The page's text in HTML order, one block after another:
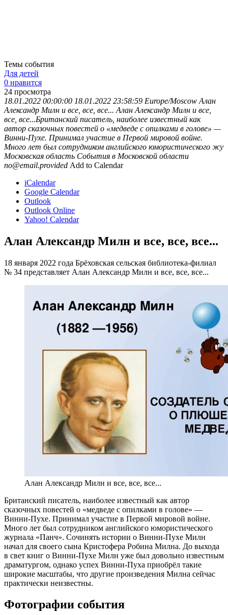
Темы события
Для детей
0 нравится
24 просмотра
18.01.2022 00:00:00 18.01.2022 23:58:59 Europe/Moscow Алан
Александр Милн и все, все, все... Алан Александр Милн и все,
все, все...Британский писатель, наиболее известный как
автор сказочных повестей о «медведе с опилками в голове» —
Винни-Пухе. Принимал участие в Первой мировой войне.
Много лет был сотрудником английского юмористического жу
Московская область События в Московской области
no@email.provided Add to Calendar
iCalendar
Google Calendar
Outlook
Outlook Online
Yahoo! Calendar
Алан Александр Милн и все, все, все...
18 января 2022 года Брёховская сельская библиотека-филиал
№ 34 представляет Алан Александр Милн и все, все, все...
Алан Александр Милн и все, все, все...
Британский писатель, наиболее известный как автор
сказочных повестей о «медведе с опилками в голове» —
Винни-Пухе. Принимал участие в Первой мировой войне.
Много лет был сотрудником английского юмористического
журнала «Панч». Сочинять истории о Винни-Пухе Милн
начал для своего сына Кристофера Робина Милна. До выхода
в свет книг о Винни-Пухе Милн уже был довольно известным
драматургом, однако успех Винни-Пуха приобрёл такие
широкие масштабы, что другие произведения Милна сейчас
практически неизвестны.
Фотографии события